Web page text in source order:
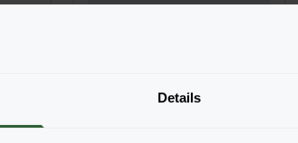
Details
Login zur Bestellung